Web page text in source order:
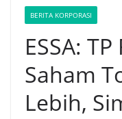
BERITA KORPORASI
ESSA:
Saham
Lebih,